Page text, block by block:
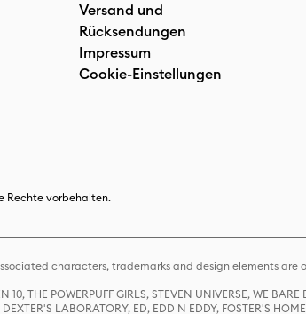
Versand und
Rücksendungen
Impressum
Cookie-Einstellungen
Rechte vorbehalten.
characters, trademarks and design elements are
10, THE POWERPUFF GIRLS, STEVEN UNIVERSE, WE
LABORATORY, ED, EDD N EDDY, FOSTER'S